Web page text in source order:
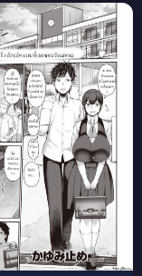
แปลไทย